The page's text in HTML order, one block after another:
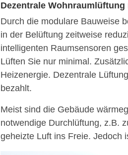
Dezentrale
Durch die modulare Bauweise
in der Belüftung zeitweise
intelligenten Raumsensoren
Lüften Sie nur minimal.
Heizenergie. Dezentrale
bezahlt.
Meist sind die Gebäude
notwendige Durchlüftung, z.B.
geheizte Luft ins Freie. Jedoch